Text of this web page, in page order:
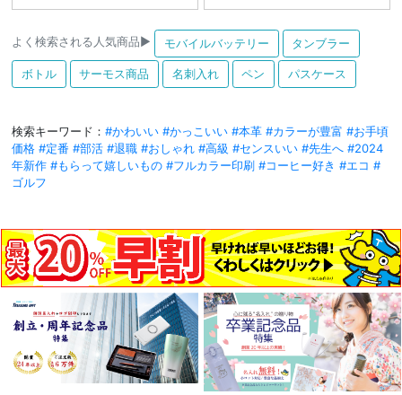
よく検索される人気商品▶ モバイルバッテリー タンブラー
ボトル サーモス商品 名刺入れ ペン パスケース
検索キーワード： #かわいい #かっこいい #本革 #カラーが豊富 #お手頃
価格 #定番 #部活 #退職 #おしゃれ #高級 #センスいい #先生へ #2024
年新作 #もらって嬉しいもの #フルカラー印刷 #コーヒー好き #エコ #
ゴルフ